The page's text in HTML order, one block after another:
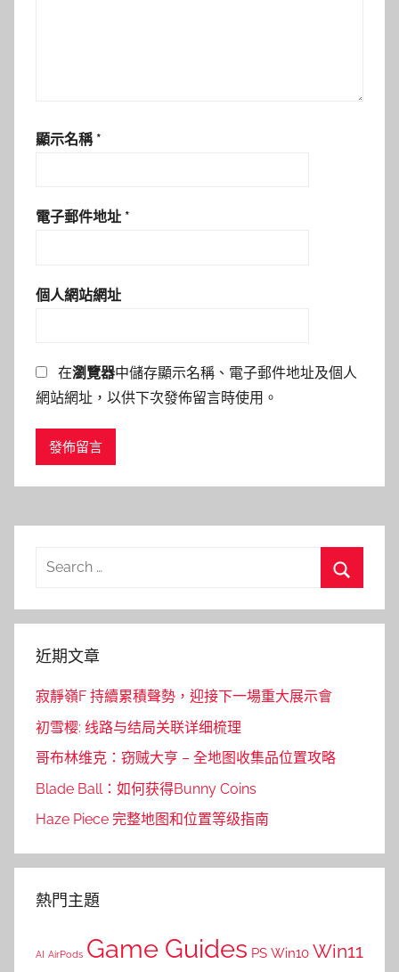
顯示名稱 *
電子郵件地址 *
個人網站網址
在瀏覽器中儲存顯示名稱、電子郵件地址及個人
網站網址，以供下次發佈留言時使用。
Search
近期文章
寂靜嶺F 持續累積聲勢，迎接下一場重大展示會
初雪樱: 线路与结局关联详细梳理
哥布林维克：窃贼大亨 – 全地图收集品位置攻略
Blade Ball：如何获得Bunny Coins
Haze Piece 完整地图和位置等级指南
熱門主題
AI AirPods Game Guides PS Win10 Win11